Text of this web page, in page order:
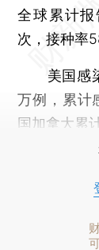
全球累计
次，接种率
美国感染
万例，累计
国加拿大累